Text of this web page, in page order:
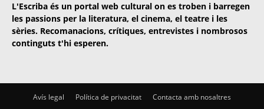
L'Escriba és un portal web cultural on es troben i barregen
les passions per la literatura, el cinema, el teatre i les
sèries. Recomanacions, crítiques, entrevistes i nombrosos
continguts t'hi esperen.
Avís legal Política de privacitat Contacta amb nosaltres